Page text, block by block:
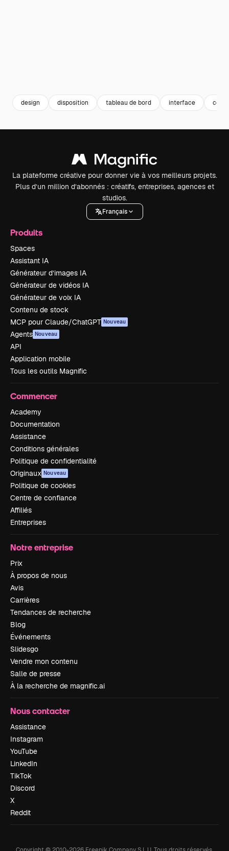
design disposition tableau de bord interface
La plateforme créative pour donner vie à vos meilleurs projets.
Plus d’un million d’abonnés : créatifs, entreprises, agences et
studios.
Français
Produits
Spaces
Assistant IA
Générateur d’images IA
Générateur de vidéos IA
Générateur de voix IA
Contenu de stock
MCP pour Claude/ChatGPT Nouveau
Agents Nouveau
API
Application mobile
Tous les outils Magnific
Commencer
Academy
Documentation
Assistance
Conditions générales
Politique de confidentialité
Originaux Nouveau
Politique de cookies
Centre de confiance
Affiliés
Entreprises
Notre entreprise
Prix
À propos de nous
Avis
Carrières
Tendances de recherche
Blog
Événements
Slidesgo
Vendre mon contenu
Salle de presse
À la recherche de magnific.ai
Nous contacter
Assistance
Instagram
YouTube
LinkedIn
TikTok
Discord
X
Reddit